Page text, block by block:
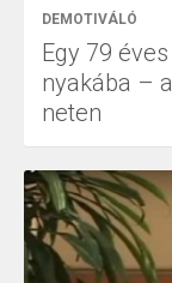
DEMOTIVÁLÓ
Egy 79
nyakába –
neten